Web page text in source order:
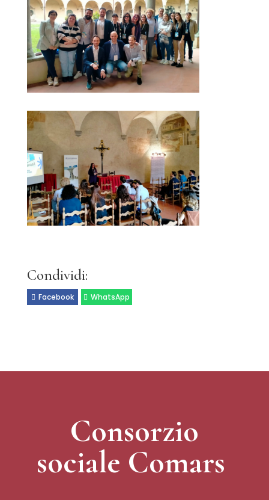
Condividi:
Facebook WhatsApp
Consorzio
sociale Comars